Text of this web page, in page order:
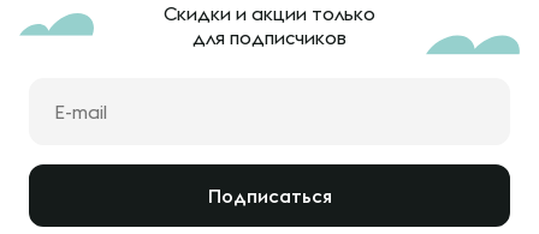
Скидки и акции только
для подписчиков
Подписаться